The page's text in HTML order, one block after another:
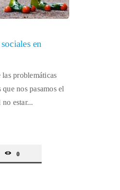
en
problemáticas
nos pasamos el
estar...
0